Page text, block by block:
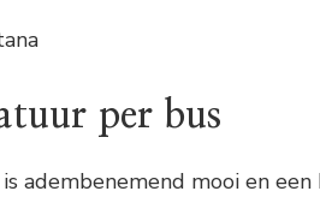
per bus
adembenemend mooi en een